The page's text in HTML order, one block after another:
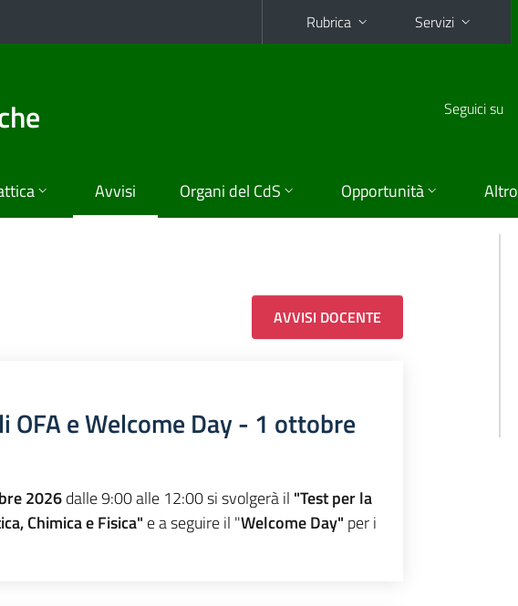
Rubrica Servizi
Seguici su
Avvisi Organi del CdS Opportunità Altro
AVVISI DOCENTE
OFA e Welcome Day - 1 ottobre
2026dalle 9:00 alle 12:00 si svolgerà il "Test per la
Chimica e Fisica" e a seguire il "Welcome Day" per i